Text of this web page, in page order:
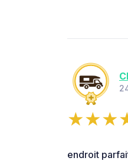
endroit